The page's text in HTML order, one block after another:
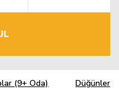
(9+ Oda) Düğünler